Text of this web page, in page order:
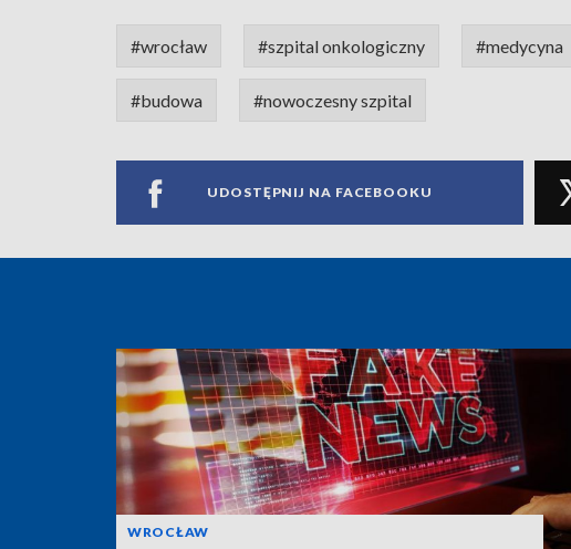
#wrocław #szpital onkologiczny #medycyna
#budowa #nowoczesny szpital
UDOSTĘPNIJ NA FACEBOOKU
WROCŁAW